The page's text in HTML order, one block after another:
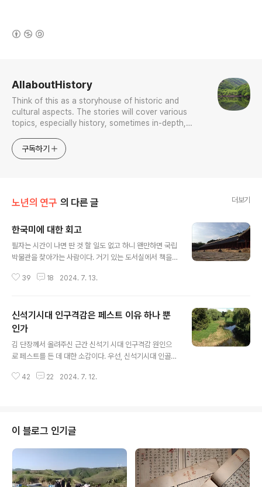
AllaboutHistory
Think of this as a storyhouse of historic and
cultural aspects. The stories will cover various
topics, especially history, sometimes in-depth,
approach will be to resist any common sense or
generalized viewpoint
구독하기
노년의 연구 의 다른 글 더보기
한국미에 대한 회고
필자는 시간이 나면 딴 것 할 일도 없고 하니 왠만하면 국립
박물관을 찾아가는 사람이다. 거기 있는 도서실에서 책을
하려고 이렇게 이야기하는 것이 아니고, 그러니 문외한으
좋은것"에 "신토불이"의 시대로 시작했다. 뭐 여기까지는
좋다. 그때까지도 한국문화에 대한 비하가 더 우세했던 때
니까, 열등감에 대한 극복은 과보상으로 시작할 수도 있다.
그건 이해한다. 그런데 시간이 흘러 흘러, "가장 한국적인
것이 가장 세계적"이라고 우기더니, 그 다음으로 나온 이야
기가 아예 "아는 만큼 보인다"라는 이야기였다. 도대체 아
39 18 2024. 7. 13.
신석기시대 인구격감은 페스트 이유 하나 뿐
인가
김 단장께서 올려주신 근간 신석기 시대 인구격감 원인으
로 페스트를 든 데 대한 소감이다. 우선, 신석기시대 인골에
고 생각보다 많은 인골에서 확인했다는 것도 의미 있다. 페
신석기시대는 다들 아시다시피 소위 말하는 신석기시대 농
업혁명이 있었고, 농업에 의해 정주촌락이 형성되고 생산
력이 급증한 것으로 되어 있다. 그런데-. 신석기시대에 정
작 생산성 제고에도 불구하고 그 시대 사람들의 건강상태
가 좋아지지 않고 악화되는 징후가 있다는 것은 이미 인류
학자들이 간파하고 이 문제에 대해 여러 번 논..
42 22 2024. 7. 12.
이 블로그 인기글